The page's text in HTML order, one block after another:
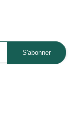
S'abonner